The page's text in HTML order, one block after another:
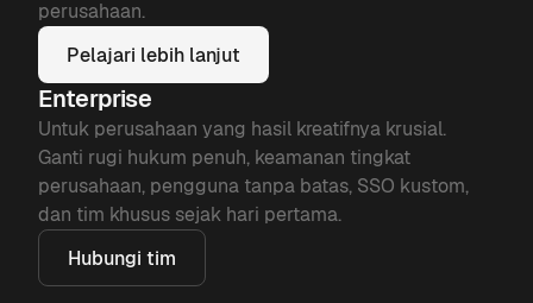
perusahaan.
Pelajari lebih lanjut
Enterprise
Untuk perusahaan yang hasil kreatifnya krusial.
Ganti rugi hukum penuh, keamanan tingkat
perusahaan, pengguna tanpa batas, SSO kustom,
dan tim khusus sejak hari pertama.
Hubungi tim